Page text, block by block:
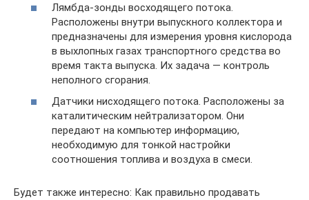
Лямбда-зонды восходящего потока.
Расположены внутри выпускного коллектора и
предназначены для измерения уровня кислорода
в выхлопных газах транспортного средства во
время такта выпуска. Их задача — контроль
неполного сгорания.
Датчики нисходящего потока. Расположены за
каталитическим нейтрализатором. Они
передают на компьютер информацию,
необходимую для тонкой настройки
соотношения топлива и воздуха в смеси.
Будет также интересно: Как правильно продавать